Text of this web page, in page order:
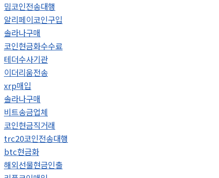
밈코인전송대행
알리페이코인구입
솔라나구매
코인현금화수수료
테더수사기관
이더리움전송
xrp매입
솔라나구매
비트송금업체
코인현금직거래
trc20코인전송대행
btc현금화
해외선물현금인출